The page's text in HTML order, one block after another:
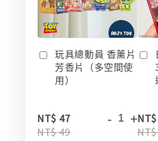
玩具總動員 香薰片
芳香片（多空間使
用）
NT$ 47
NT$ 49
- +